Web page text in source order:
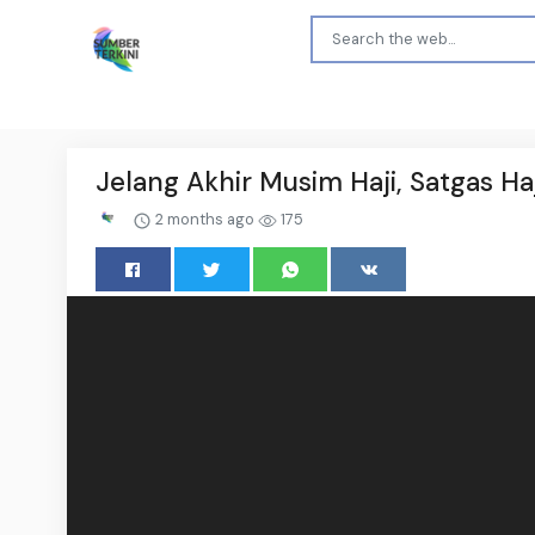
Jelang Akhir Musim Haji, Satgas
2 months ago 175